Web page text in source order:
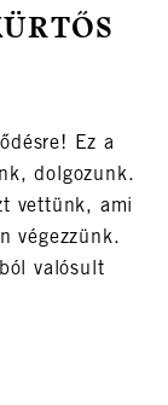
Ez a
dolgozunk.
vettünk, ami
végezzünk.
valósult